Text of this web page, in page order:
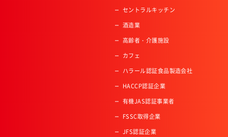
セントラルキッチン
酒造業
高齢者・介護施設
カフェ
ハラール認証食品製造会社
HACCP認証企業
有機JAS認証事業者
FSSC取得企業
JFS認証企業